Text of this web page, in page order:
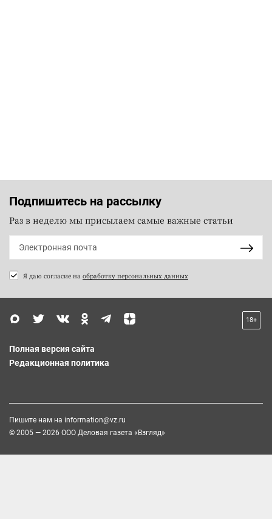
Подпишитесь на рассылку
Раз в неделю мы присылаем самые важные статьи
Я даю согласие на обработку персональных данных
18+
Полная версия сайта
Редакционная политика
Пишите нам на information@vz.ru
© 2005 — 2026 ООО Деловая газета «Взгляд»